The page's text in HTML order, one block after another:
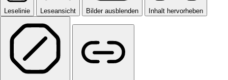
Leselinie Leseansicht Bilder ausblenden Inhalt hervorheben